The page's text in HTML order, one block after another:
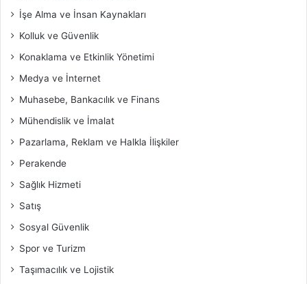
İşe Alma ve İnsan Kaynakları
Kolluk ve Güvenlik
Konaklama ve Etkinlik Yönetimi
Medya ve İnternet
Muhasebe, Bankacılık ve Finans
Mühendislik ve İmalat
Pazarlama, Reklam ve Halkla İlişkiler
Perakende
Sağlık Hizmeti
Satış
Sosyal Güvenlik
Spor ve Turizm
Taşımacılık ve Lojistik